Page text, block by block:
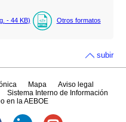
- 44 KB) Otros formatos
subir
Mapa
Aviso legal
Sistema Interno de Información
en la AEBOE